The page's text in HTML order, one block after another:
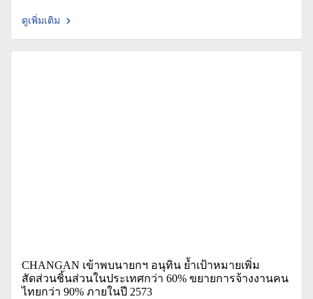
ดูเพิ่มเติม
CHANGAN เข้าพบนายกฯ อนุทิน ย้ำเป้าหมายเพิ่ม
สัดส่วนชิ้นส่วนในประเทศกว่า 60% ขยายการจ้างงานคน
ไทยกว่า 90% ภายในปี 2573